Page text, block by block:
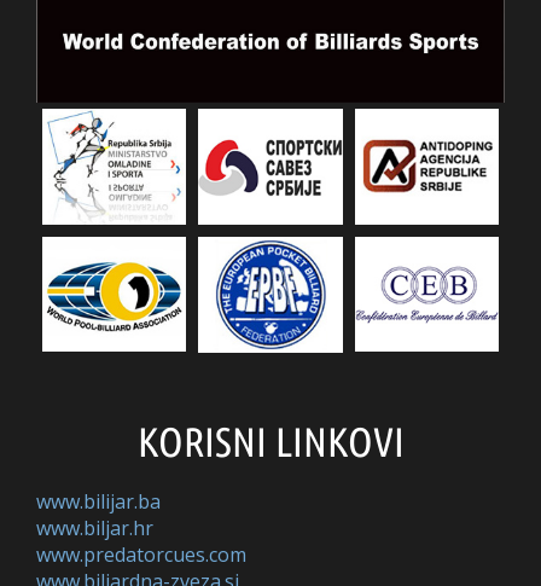
KORISNI LINKOVI
www.bilijar.ba
www.biljar.hr
www.predatorcues.com